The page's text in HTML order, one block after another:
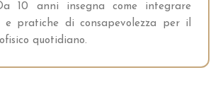
10 anni insegna come integrare
e pratiche di consapevolezza per il
quotidiano.